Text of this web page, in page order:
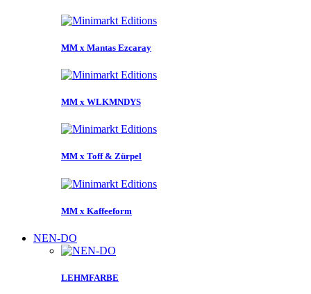
MM x Mantas Ezcaray
MM x WLKMNDYS
MM x Toff & Zürpel
MM x Kaffeeform
NEN-DO
LEHMFARBE